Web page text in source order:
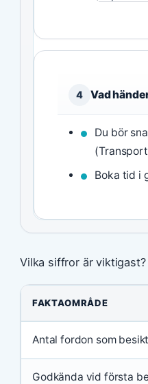
4 Vad
Du bör
Boka tid i
Vilka siffror är
FAKTAOMRÅDE
Antal fordon som
Godkända vid första